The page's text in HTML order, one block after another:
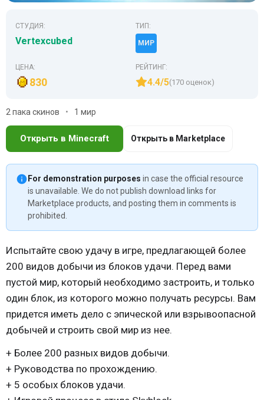
СТУДИЯ:
Vertexcubed
ТИП:
МИР
ЦЕНА:
830
РЕЙТИНГ:
4.4/5(170 оценок)
2 пака скинов 1 мир
Открыть в Minecraft Открыть в Marketplace
For demonstration purposes in case the official resource
is unavailable. We do not publish download links for
Marketplace products, and posting them in comments is
prohibited.
Испытайте свою удачу в игре, предлагающей более
200 видов добычи из блоков удачи. Перед вами
пустой мир, который необходимо застроить, и только
один блок, из которого можно получать ресурсы. Вам
придется иметь дело с эпической или взрывоопасной
добычей и строить свой мир из нее.
+ Более 200 разных видов добычи.
+ Руководства по прохождению.
+ 5 особых блоков удачи.